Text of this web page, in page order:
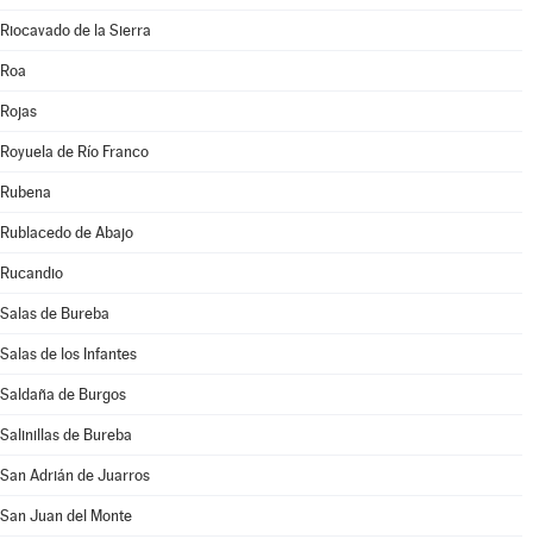
Riocavado de la Sierra
Roa
Rojas
Royuela de Río Franco
Rubena
Rublacedo de Abajo
Rucandio
Salas de Bureba
Salas de los Infantes
Saldaña de Burgos
Salinillas de Bureba
San Adrián de Juarros
San Juan del Monte